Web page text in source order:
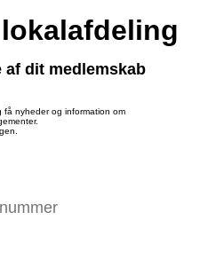
af dit medlemskab
få nyheder og information om